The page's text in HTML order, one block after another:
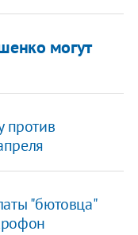
могут
против
"бютовца"